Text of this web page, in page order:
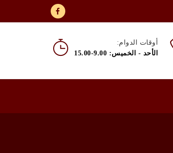
أوقات الدوام:
الأحد - الخميس: 9.00-15.00